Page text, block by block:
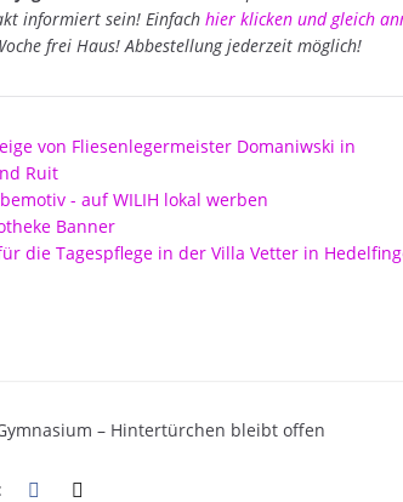
informiert sein! Einfachhier klicken und gleich
frei Haus! Abbestellung jederzeit möglich!
– Hintertürchen bleibt offen